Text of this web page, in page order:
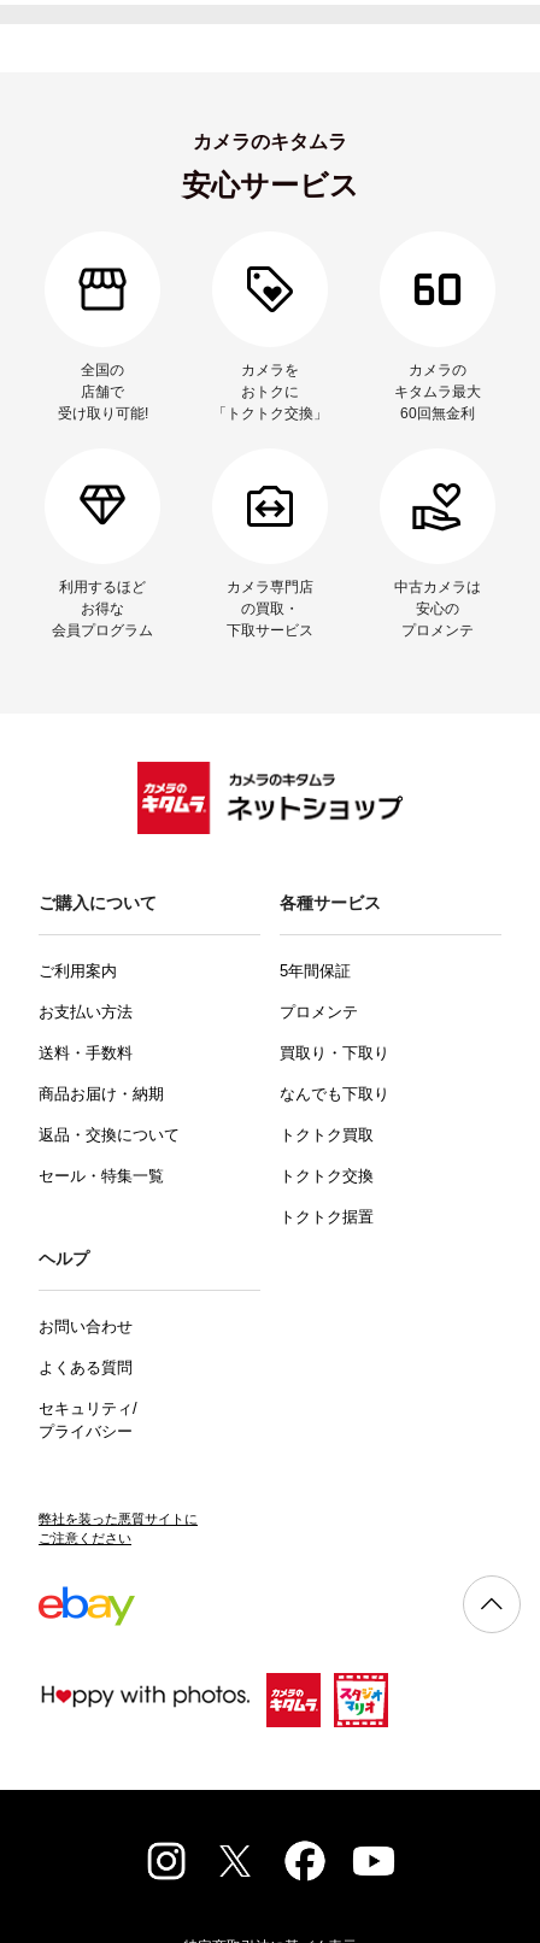
カメラのキタムラ
安心サービス
全国の
店舗で
受け取り可能!
カメラを
おトクに
「トクトク交換」
カメラの
キタムラ最大
60回無金利
利用するほど
お得な
会員プログラム
カメラ専門店
の買取・
下取サービス
中古カメラは
安心の
プロメンテ
ご購入について
ご利用案内
お支払い方法
送料・手数料
商品お届け・納期
返品・交換について
セール・特集一覧
各種サービス
5年間保証
プロメンテ
買取り・下取り
なんでも下取り
トクトク買取
トクトク交換
トクトク据置
ヘルプ
お問い合わせ
よくある質問
セキュリティ/
プライバシー
弊社を装った悪質サイトに
ご注意ください